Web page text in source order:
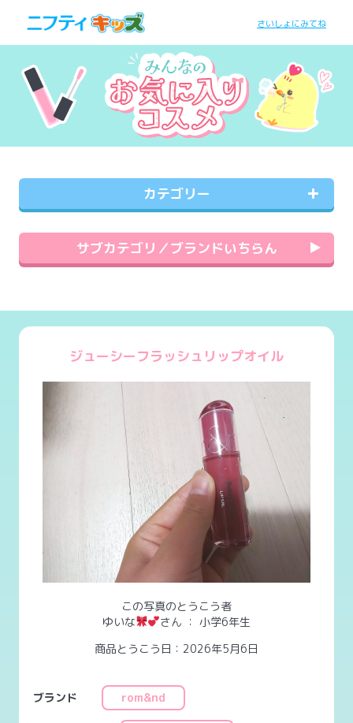
さいしょにみてね
カテゴリー
サブカテゴリ／ブランドいちらん
ジューシーフラッシュリップオイル
この写真のとうこう者
ゆいな
さん ：小学6年生
商品とうこう日：2026年5月6日
ブランド rom&nd